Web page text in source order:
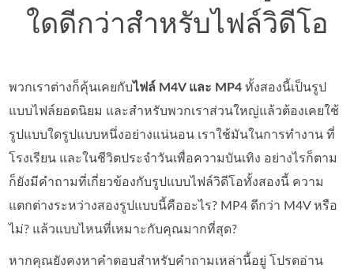
ใดดีกว่าสำหรับไฟล์วิดีโอ
พวกเราต่างก็คุ้นเคยกับไฟล์ M4V และ MP4 ทั้งสองนี้เป็นรูป
แบบไฟล์ยอดนิยม และสำหรับพวกเราส่วนใหญ่แล้วต้องเคยใช้
รูปแบบใดรูปแบบหนึ่งอย่างแน่นอน เราใช้มันในการทำงาน ที่
โรงเรียน และในชีวิตประจำวันเพื่อความบันเทิง อย่างไรก็ตาม
ก็ยังมีคำถามที่เกี่ยวข้องกับรูปแบบไฟล์วิดีโอทั้งสองนี้ ความ
แตกต่างระหว่างสองรูปแบบนี้คืออะไร? MP4 ดีกว่า M4V หรือ
ไม่? แล้วแบบไหนที่เหมาะกับคุณมากที่สุด?
หากคุณยังคงหาคำตอบสำหรับคำถามเหล่านี้อยู่ โปรดอ่าน